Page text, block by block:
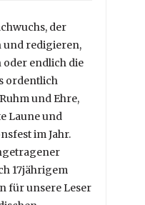
der
und redigieren,
oder endlich die
ordentlich
und Ehre,
Laune und
im Jahr.
17jährigem
für unsere Leser